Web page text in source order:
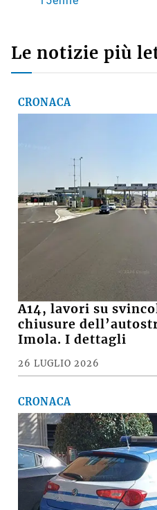
Le notizie più
CRONACA
A14, lavori su
chiusure
Imola. I dettagli
26 LUGLIO 2026
CRONACA